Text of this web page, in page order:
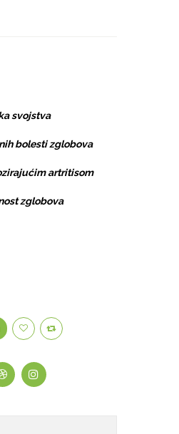
svojstva
bolesti zglobova
artritisom
zglobova